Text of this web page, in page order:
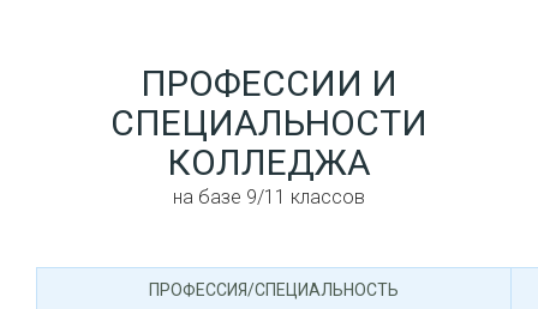
ПРОФЕССИИ И
СПЕЦИАЛЬНОСТИ
КОЛЛЕДЖА
на базе 9/11 классов
ПРОФЕССИЯ/СПЕЦИАЛЬНОСТЬ